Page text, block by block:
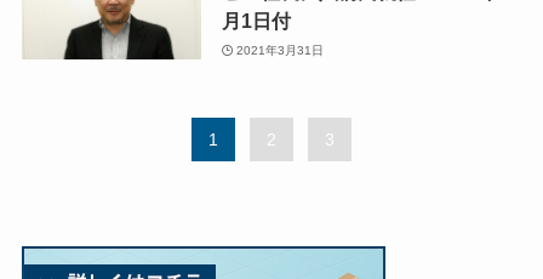
月1日付
2021年3月31日
1 2 3